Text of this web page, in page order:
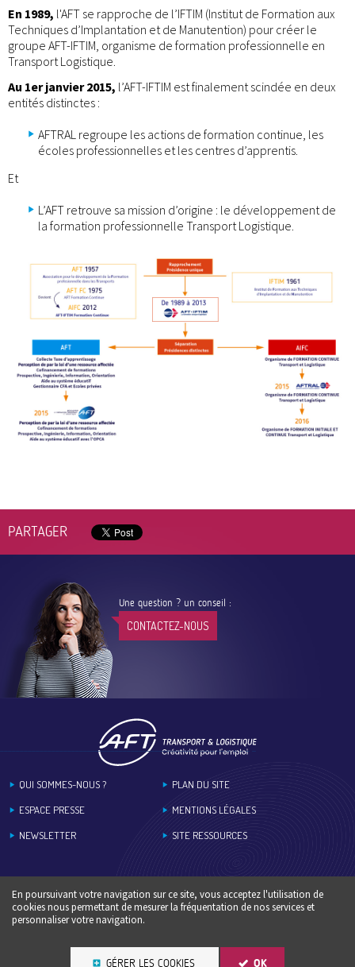
En 1989, l'AFT se rapproche de l’IFTIM (Institut de Formation aux
Techniques d’Implantation et de Manutention) pour créer le
groupe AFT-IFTIM, organisme de formation professionnelle en
Transport Logistique.
Au 1er janvier 2015, l’AFT-IFTIM est finalement scindée en deux
entités distinctes :
AFTRAL regroupe les actions de formation continue, les
écoles professionnelles et les centres d’apprentis.
Et
L’AFT retrouve sa mission d’origine : le développement de
la formation professionnelle Transport Logistique.
PARTAGER
Une question ? un conseil :
CONTACTEZ-NOUS
QUI SOMMES-NOUS ?
ESPACE PRESSE
NEWSLETTER
PLAN DU SITE
MENTIONS LÉGALES
SITE RESSOURCES
En poursuivant votre navigation sur ce site, vous acceptez l'utilisation de
cookies nous permettant de mesurer la fréquentation de nos services et
personnaliser votre navigation.
GÉRER LES COOKIES OK